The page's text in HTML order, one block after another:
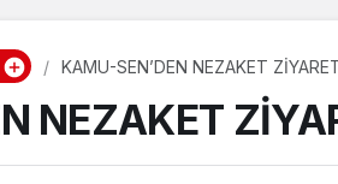
KAMU-SEN’DEN NEZAKET
NEZAKET